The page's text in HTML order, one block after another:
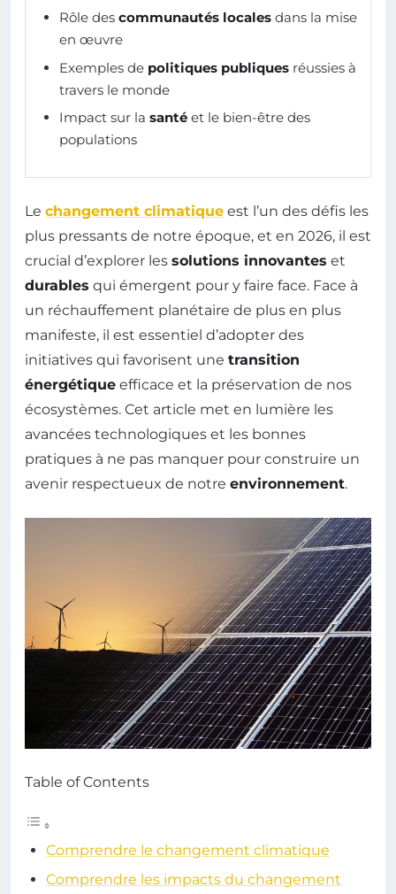
Rôle des communautés locales dans la mise
en œuvre
Exemples de politiques publiques réussies à
travers le monde
Impact sur la santé et le bien-être des
populations
Le changement climatique est l’un des défis les
plus pressants de notre époque, et en 2026, il est
crucial d’explorer les solutions innovantes et
durables qui émergent pour y faire face. Face à
un réchauffement planétaire de plus en plus
manifeste, il est essentiel d’adopter des
initiatives qui favorisent une transition
énergétique efficace et la préservation de nos
écosystèmes. Cet article met en lumière les
avancées technologiques et les bonnes
pratiques à ne pas manquer pour construire un
avenir respectueux de notre environnement.
Table of Contents
Comprendre le changement climatique
Comprendre les impacts du changement